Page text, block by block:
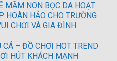
MẦM NON BỌC DA HOẠT
HOÀN HẢO CHO TRƯỜNG
CHƠI VÀ GIA ĐÌNH
CÁ – ĐỒ CHƠI HOT TREND
HÚT KHÁCH MẠNH